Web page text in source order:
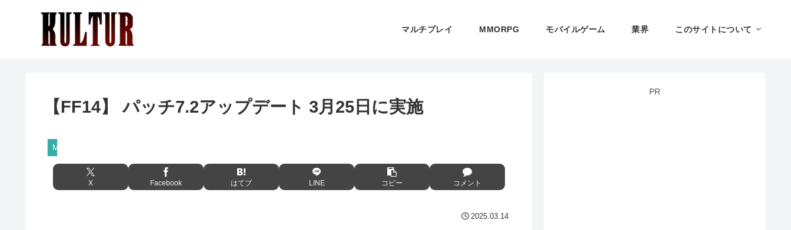
マルチプレイ MMORPG モバイルゲーム 業界 このサイトについて
【FF14】 パッチ7.2アップデート 3月25日に実施
MMORPG
X Facebook はてブ LINE コピー コメント
2025.03.14
PR